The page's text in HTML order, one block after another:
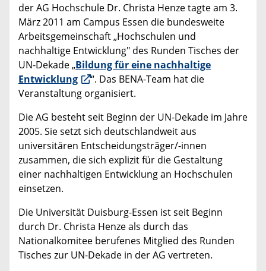
der AG Hochschule Dr. Christa Henze tagte am 3.
März 2011 am Campus Essen die bundesweite
Arbeitsgemeinschaft „Hochschulen und
nachhaltige Entwicklung" des Runden Tisches der
UN-Dekade „Bildung für eine nachhaltige
Entwicklung
“. Das BENA-Team hat die
Veranstaltung organisiert.
Die AG besteht seit Beginn der UN-Dekade im Jahre
2005. Sie setzt sich deutschlandweit aus
universitären Entscheidungsträger/-innen
zusammen, die sich explizit für die Gestaltung
einer nachhaltigen Entwicklung an Hochschulen
einsetzen.
Die Universität Duisburg-Essen ist seit Beginn
durch Dr. Christa Henze als durch das
Nationalkomitee berufenes Mitglied des Runden
Tisches zur UN-Dekade in der AG vertreten.